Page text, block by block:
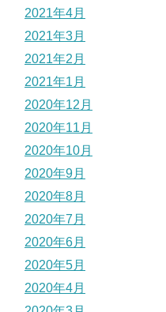
2021年4月
2021年3月
2021年2月
2021年1月
2020年12月
2020年11月
2020年10月
2020年9月
2020年8月
2020年7月
2020年6月
2020年5月
2020年4月